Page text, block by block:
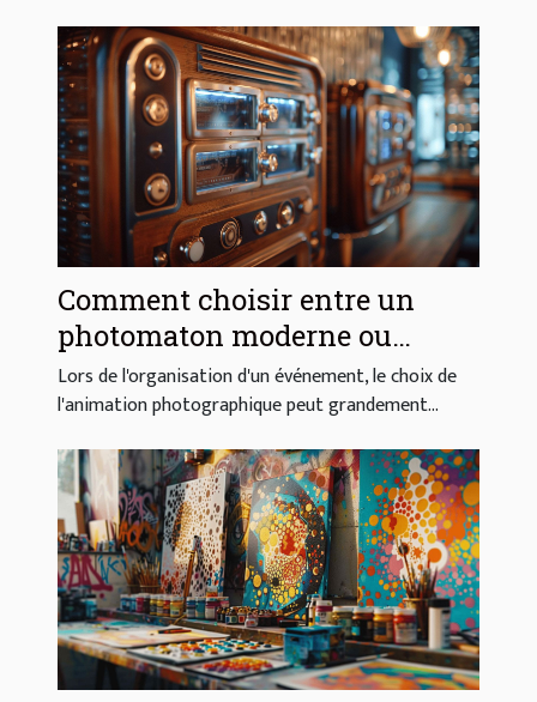
Comment choisir entre un
photomaton moderne ou
vintage pour votre événement
Lors de l'organisation d'un événement, le choix de
l'animation photographique peut grandement...